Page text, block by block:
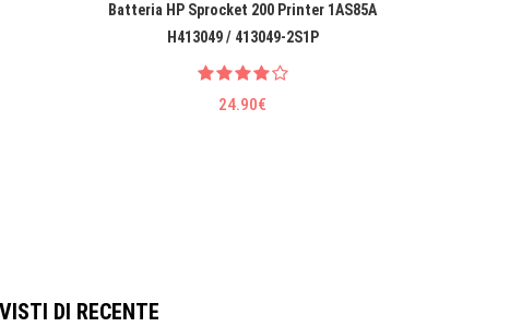
Batteria HP Sprocket 200 Printer 1AS85A
H413049 / 413049-2S1P
24.90€
VISTI DI RECENTE